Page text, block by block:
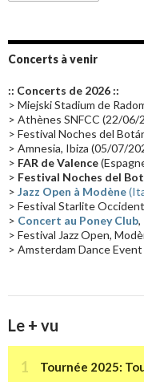
Groupe de Recherche Musicale
Passages radio
Les concerts en Chine(16)
Synthé Roland(15)
(14)
Tournée 2025(14) 2024
Concerts à venir
:: Concerts de 2026 ::
> Miejski Stadium de
> Athènes SNFCC (22/06/
> Festival Noches del
> Amnesia, Ibiza (05/07/
> FAR de Valence
> Festival Noches del
> Jazz Open à Modène
> Festival Starlite
> Concert au Poney Club,
> Festival Jazz Open,
> Amsterdam Dance
Le + vu